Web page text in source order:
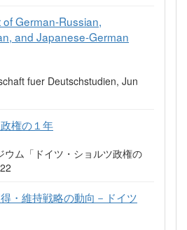
German-Russian,
and Japanese-German
fuer Deutschstudien, Jun
権の１年
ウム「ドイツ・ショルツ政権の
・維持戦略の動向－ドイツ